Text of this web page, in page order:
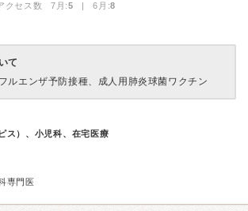
クセス数 7月:5 | 6月:8
て
ルエンザ予防接種、成人用肺炎球菌ワクチン
ス）、小児科、在宅医療
専門医